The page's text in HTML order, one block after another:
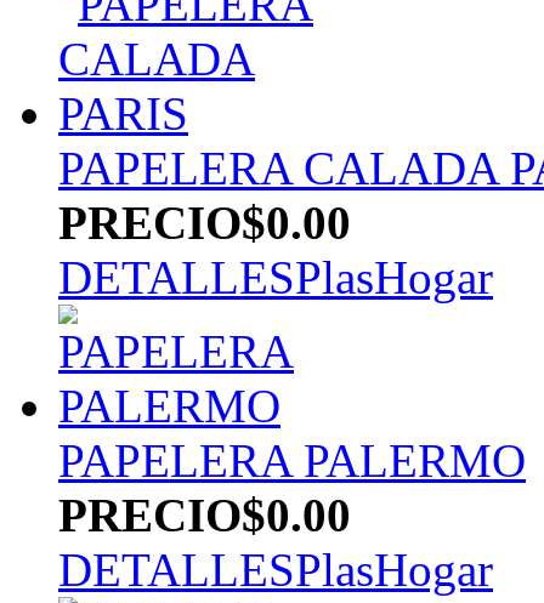
PAPELERA CALADA
PRECIO$0.00
DETALLESPlasHogar
PAPELERA PALERMO
PRECIO$0.00
DETALLESPlasHogar